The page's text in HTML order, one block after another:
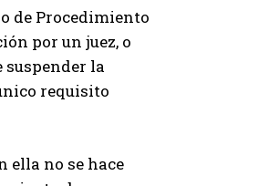
de Procedimiento
por un juez, o
la
requisito
ella no se hace